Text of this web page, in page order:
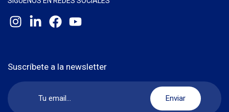
Suscríbete a la newsletter